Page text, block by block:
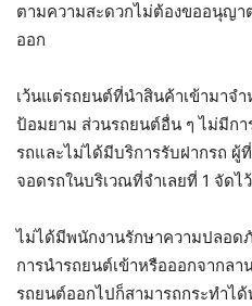
ตามความสะดวกไม่ต้องขออนุญา
ออก
เว้นแต่รถยนต์ที่นำสินค้าเข้ามาจ
ป้อมยาม ส่วนรถยนต์อื่น ๆ ไม่มีกา
รถและไม่ได้มีบริการรับฝากรถ ผู้
จอดรถในบริเวณที่จำเลยที่ 1 จัด
ไม่ได้มีพนักงานรักษาความปลอด
การนำรถยนต์เข้าหรือออกจากล
รถยนต์ออกไปก็สามารถกระทำไ